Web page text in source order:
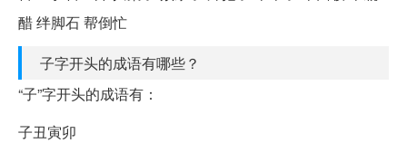
醋 绊脚石 帮倒忙
子字开头的成语有哪些？
“子”字开头的成语有：
子丑寅卯